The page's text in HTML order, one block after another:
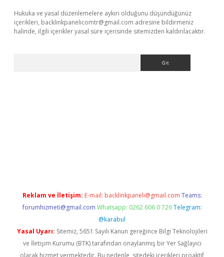
Hukuka ve yasal düzenlemelere aykırı olduğunu düşündüğünüz
içerikleri, backlinkpanelicomtr@gmail.com adresine bildirmeniz
halinde, ilgili içerikler yasal süre içerisinde sitemizden kaldırılacaktır.
Reklam ve İletişim: E-mail: backlinkpaneli@gmail.com Teams:
forumhizmeti@gmail.com Whatsapp: 0262 606 0 726 Telegram:
@karabul
Yasal Uyarı: Sitemiz, 5651 Sayılı Kanun gereğince Bilgi Teknolojileri
ve İletişim Kurumu (BTK) tarafından onaylanmış bir Yer Sağlayıcı
olarak hizmet vermektedir. Bu nedenle, sitedeki içerikleri proaktif